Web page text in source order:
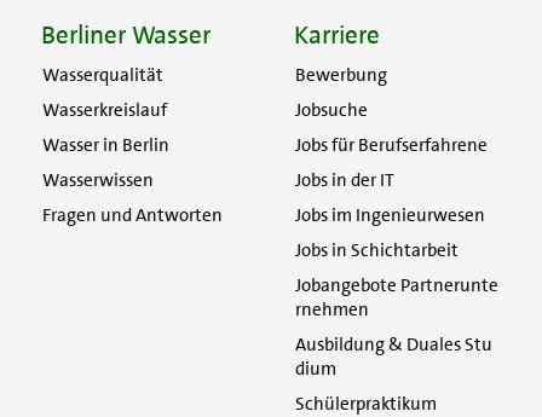
Berliner Wasser
Wasserqualität
Wasserkreislauf
Wasser in Berlin
Wasserwissen
Fragen und Antworten
Karriere
Bewerbung
Jobsuche
Jobs für Berufserfahrene
Jobs in der IT
Jobs im Ingenieurwesen
Jobs in Schichtarbeit
Jobangebote Partnerunte
rnehmen
Ausbildung & Duales Stu
dium
Schülerpraktikum